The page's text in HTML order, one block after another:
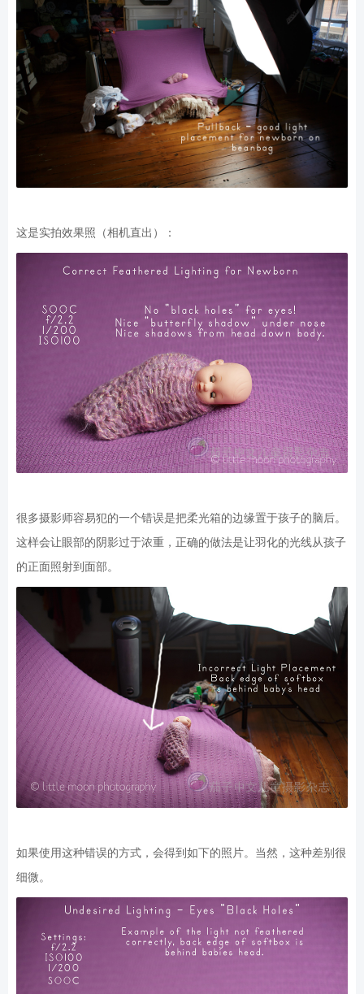
这是实拍效果照（相机直出）：
很多摄影师容易犯的一个错误是把柔光箱的边缘置于孩子的脑后。
这样会让眼部的阴影过于浓重，正确的做法是让羽化的光线从孩子
的正面照射到面部。
如果使用这种错误的方式，会得到如下的照片。当然，这种差别很
细微。